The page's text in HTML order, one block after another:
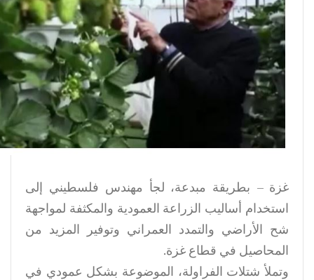
غزة – بطريقة مبدعة، لجأ مهندس فلسطيني إلى
استخدام أساليب الزراعة العمودية والمكثفة لمواجهة
شح الأراضي والتمدد العمراني وتوفير المزيد من
المحاصيل في قطاع غزة.
وتملأ شتلات الفراولة، الموضوعة بشكل عمودي في